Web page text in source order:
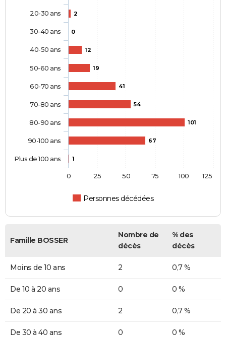
2
0
12
19
41
54
101
67
1
Personnes décédées
20-30 ans
30-40 ans
40-50 ans
50-60 ans
60-70 ans
70-80 ans
80-90 ans
90-100 ans
Plus de 100 ans
0 100
25 50 75 125
Famille BOSSER
Nombre de
décès
% des
décès
Moins de 10 ans 2 0,7 %
De 10 à 20 ans 0 0 %
De 20 à 30 ans 2 0,7 %
De 30 à 40 ans 0 0 %